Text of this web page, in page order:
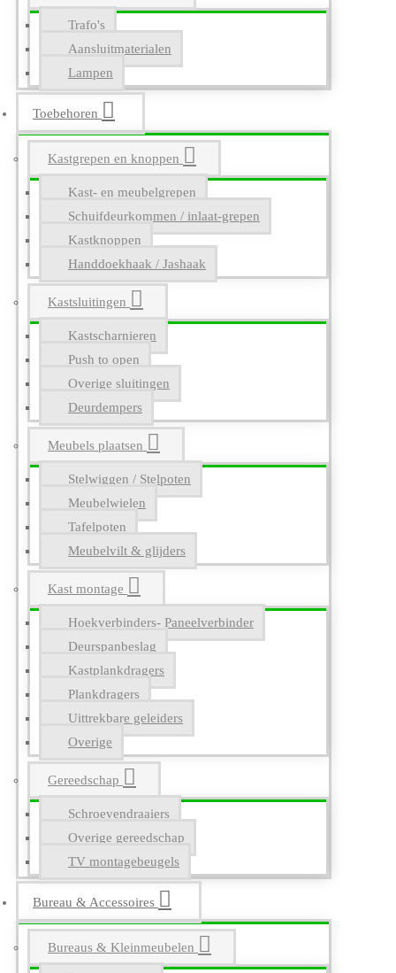
Trafo's
Aansluitmaterialen
Lampen
Toebehoren
Kastgrepen en knoppen
Kast- en meubelgrepen
Schuifdeurkommen / inlaat-grepen
Kastknoppen
Handdoekhaak / Jashaak
Kastsluitingen
Kastscharnieren
Push to open
Overige sluitingen
Deurdempers
Meubels plaatsen
Stelwiggen / Stelpoten
Meubelwielen
Tafelpoten
Meubelvilt & glijders
Kast montage
Hoekverbinders- Paneelverbinder
Deurspanbeslag
Kastplankdragers
Plankdragers
Uittrekbare geleiders
Overige
Gereedschap
Schroevendraaiers
Overige gereedschap
TV montagebeugels
Bureau & Accessoires
Bureaus & Kleinmeubelen